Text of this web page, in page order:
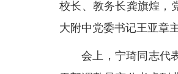
校长、教务长龚旗煌，
大附中党委书记王亚章主
会上，宁琦同志代